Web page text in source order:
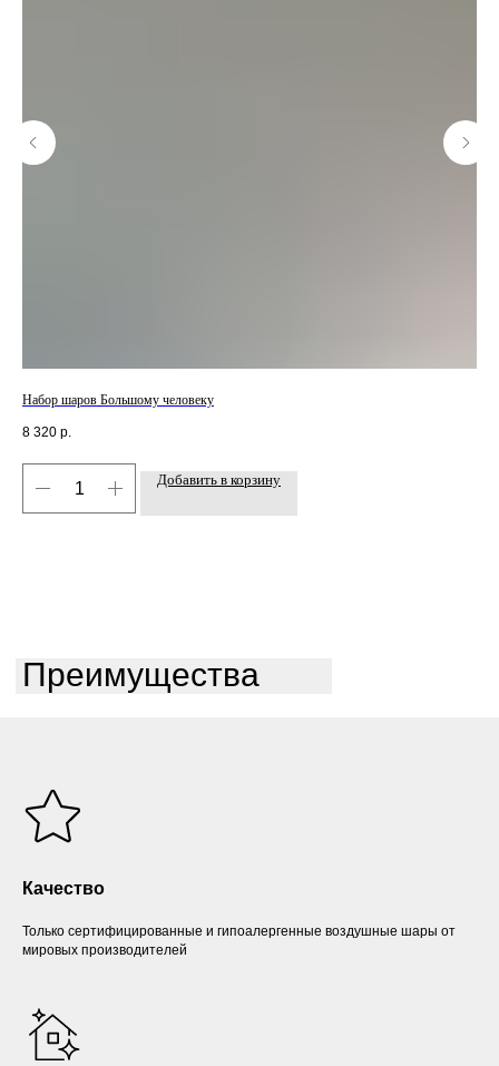
Набор шаров Большому человеку
8 320 р.
Добавить в корзину
Преимущества
Качество
Только сертифицированные и гипоалергенные воздушные шары от
мировых производителей